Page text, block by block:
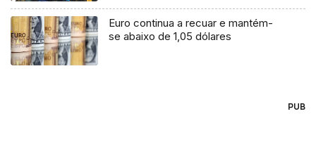
Euro continua a recuar e mantém-
se abaixo de 1,05 dólares
PUB